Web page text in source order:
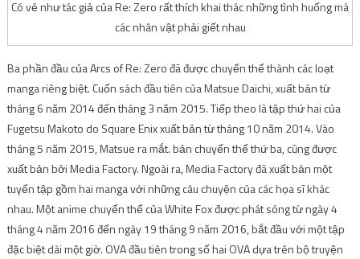
Có vẻ như tác giả của Re: Zero rất thích khai thác những tình huống mà
các nhân vật phải giết nhau
Ba phần đầu của Arcs of Re: Zero đã được chuyển thể thành các loạt
manga riêng biệt. Cuốn sách đầu tiên của Matsue Daichi, xuất bản từ
tháng 6 năm 2014 đến tháng 3 năm 2015. Tiếp theo là tập thứ hai của
Fugetsu Makoto do Square Enix xuất bản từ tháng 10 năm 2014. Vào
tháng 5 năm 2015, Matsue ra mắt. bản chuyển thể thứ ba, cũng được
xuất bản bởi Media Factory. Ngoài ra, Media Factory đã xuất bản một
tuyển tập gồm hai manga với những câu chuyện của các họa sĩ khác
nhau. Một anime chuyển thể của White Fox được phát sóng từ ngày 4
tháng 4 năm 2016 đến ngày 19 tháng 9 năm 2016, bắt đầu với một tập
đặc biệt dài một giờ. OVA đầu tiên trong số hai OVA dựa trên bộ truyện